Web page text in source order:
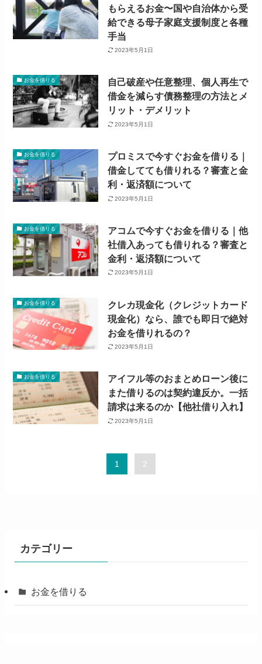
もらえるお金〜国や自治体から受
給できる母子家庭支援制度と各種
手当
2023年5月1日
お金を借りる
自己破産や任意整理、個人再生で
借金を減らす債務整理の方法とメ
リット・デメリット
2023年5月1日
お金を借りる
プロミスで今すぐお金を借りる｜
借金してても借りれる？審査と金
利・返済額について
2023年5月1日
お金を借りる
アコムで今すぐお金を借りる｜他
社借入あっても借りれる？審査と
金利・返済額について
2023年5月1日
お金を借りる
クレカ現金化（クレジットカード
現金化）なら、誰でも即日で絶対
お金を借りれるの？
2023年5月1日
お金を借りる
アイフル等のおまとめローン後に
また借りるのは契約違反か。一括
請求は来るのか【他社借り入れ】
2023年5月1日
1 2
カテゴリー
お金を借りる